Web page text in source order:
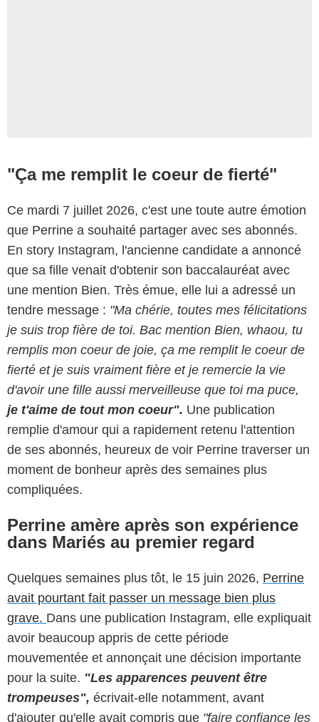
"Ça me remplit le coeur de fierté"
Ce mardi 7 juillet 2026, c'est une toute autre émotion
que Perrine a souhaité partager avec ses abonnés.
En story Instagram, l'ancienne candidate a annoncé
que sa fille venait d'obtenir son baccalauréat avec
une mention Bien. Très émue, elle lui a adressé un
tendre message : "Ma chérie, toutes mes félicitations
je suis trop fière de toi. Bac mention Bien, whaou, tu
remplis mon coeur de joie, ça me remplit le coeur de
fierté et je suis vraiment fière et je remercie la vie
d'avoir une fille aussi merveilleuse que toi ma puce,
je t'aime de tout mon coeur". Une publication
remplie d'amour qui a rapidement retenu l'attention
de ses abonnés, heureux de voir Perrine traverser un
moment de bonheur après des semaines plus
compliquées.
Perrine amère après son expérience
dans Mariés au premier regard
Quelques semaines plus tôt, le 15 juin 2026, Perrine
avait pourtant fait passer un message bien plus
grave. Dans une publication Instagram, elle expliquait
avoir beaucoup appris de cette période
mouvementée et annonçait une décision importante
pour la suite. "Les apparences peuvent être
trompeuses", écrivait-elle notamment, avant
d'ajouter qu'elle avait compris que "faire confiance les